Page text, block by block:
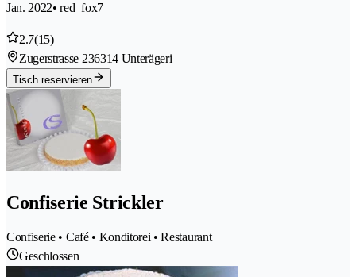
Jan. 2022• red_fox7
2.7(15)
Zugerstrasse 236314 Unterägeri
Tisch reservieren
Confiserie Strickler
Confiserie • Café • Konditorei • Restaurant
Geschlossen